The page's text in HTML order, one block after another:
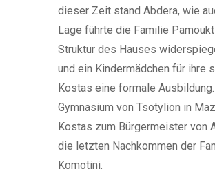
dieser Zeit stand Abdera, wie
Lage führte die Familie
Struktur des Hauses
und ein Kindermädchen für ihre
Kostas eine formale
Gymnasium von Tsotylion in
Kostas zum Bürgermeister von
die letzten Nachkommen der
Komotini.